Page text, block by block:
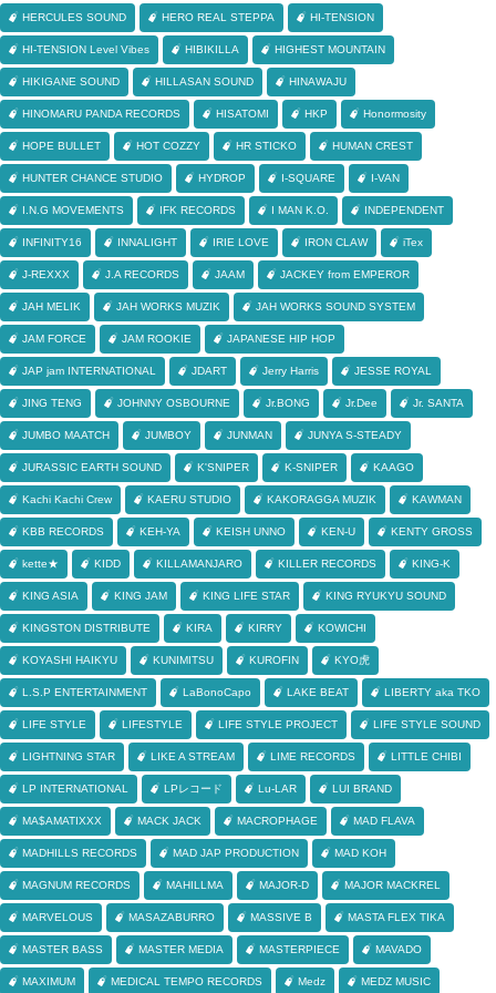
HERCULES SOUND HERO REAL STEPPA HI-TENSION
HI-TENSION Level Vibes HIBIKILLA HIGHEST MOUNTAIN
HIKIGANE SOUND HILLASAN SOUND HINAWAJU
HINOMARU PANDA RECORDS HISATOMI HKP Honormosity
HOPE BULLET HOT COZZY HR STICKO HUMAN CREST
HUNTER CHANCE STUDIO HYDROP I-SQUARE I-VAN
I.N.G MOVEMENTS IFK RECORDS I MAN K.O. INDEPENDENT
INFINITY16 INNALIGHT IRIE LOVE IRON CLAW iTex
J-REXXX J.A RECORDS JAAM JACKEY from EMPEROR
JAH MELIK JAH WORKS MUZIK JAH WORKS SOUND SYSTEM
JAM FORCE JAM ROOKIE JAPANESE HIP HOP
JAP jam INTERNATIONAL JDART Jerry Harris JESSE ROYAL
JING TENG JOHNNY OSBOURNE Jr.BONG Jr.Dee Jr. SANTA
JUMBO MAATCH JUMBOY JUNMAN JUNYA S-STEADY
JURASSIC EARTH SOUND K'SNIPER K-SNIPER KAAGO
Kachi Kachi Crew KAERU STUDIO KAKORAGGA MUZIK KAWMAN
KBB RECORDS KEH-YA KEISH UNNO KEN-U KENTY GROSS
kette★ KIDD KILLAMANJARO KILLER RECORDS KING-K
KING ASIA KING JAM KING LIFE STAR KING RYUKYU SOUND
KINGSTON DISTRIBUTE KIRA KIRRY KOWICHI
KOYASHI HAIKYU KUNIMITSU KUROFIN KYO虎
L.S.P ENTERTAINMENT LaBonoCapo LAKE BEAT LIBERTY aka TKO
LIFE STYLE LIFESTYLE LIFE STYLE PROJECT LIFE STYLE SOUND
LIGHTNING STAR LIKE A STREAM LIME RECORDS LITTLE CHIBI
LP INTERNATIONAL LPレコード Lu-LAR LUI BRAND
MA$AMATIXXX MACK JACK MACROPHAGE MAD FLAVA
MADHILLS RECORDS MAD JAP PRODUCTION MAD KOH
MAGNUM RECORDS MAHILLMA MAJOR-D MAJOR MACKREL
MARVELOUS MASAZABURRO MASSIVE B MASTA FLEX TIKA
MASTER BASS MASTER MEDIA MASTERPIECE MAVADO
MAXIMUM MEDICAL TEMPO RECORDS Medz MEDZ MUSIC